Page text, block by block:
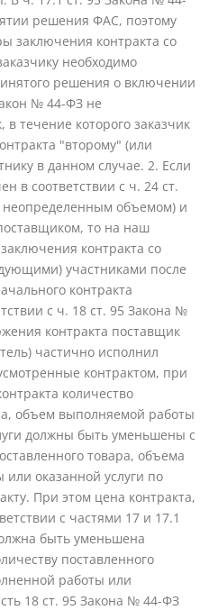
решения ФАС, поэтому
заключения контракта со
необходимо
решения о включении
№ 44-ФЗ не
в течение которого заказчик
"второму" (или
в данном случае. 2. Если
в соответствии с ч. 24 ст.
объемом) и
то на наш
контракта со
участниками после
контракта
с ч. 18 ст. 95 Закона №
контракта поставщик
частично исполнил
контрактом, при
количество
объем выполняемой работы
должны быть уменьшены с
товара, объема
оказанной услуги по
При этом цена контракта,
с частями 17 и 17.1
быть уменьшена
поставленного
работы или
18 ст. 95 Закона № 44-ФЗ